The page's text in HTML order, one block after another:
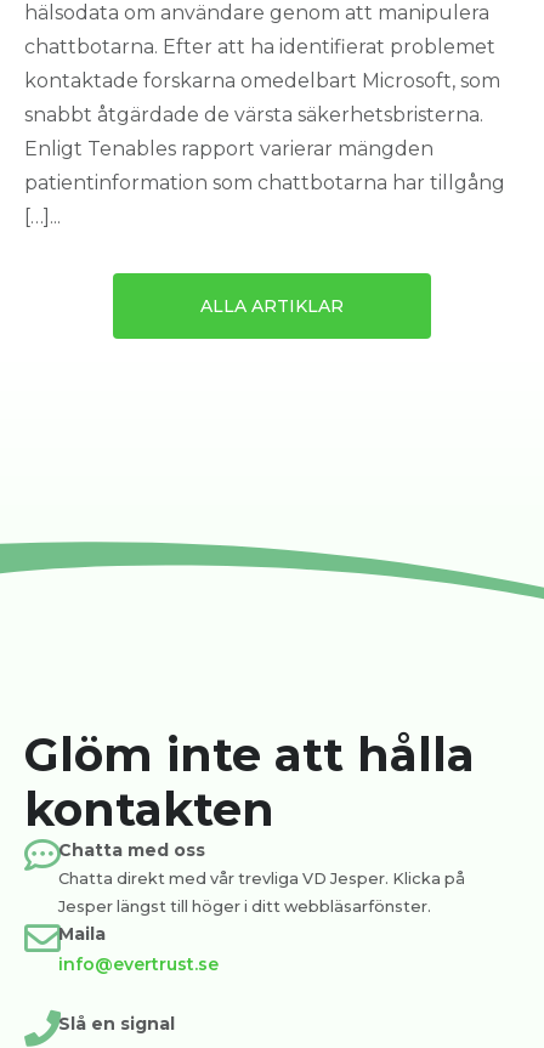
hälsodata om användare genom att manipulera
chattbotarna. Efter att ha identifierat problemet
kontaktade forskarna omedelbart Microsoft, som
snabbt åtgärdade de värsta säkerhetsbristerna.
Enligt Tenables rapport varierar mängden
patientinformation som chattbotarna har tillgång
[…]...
ALLA ARTIKLAR
Glöm inte att hålla
kontakten
Chatta med oss
Chatta direkt med vår trevliga VD Jesper. Klicka på
Jesper längst till höger i ditt webbläsarfönster.
Maila
info@evertrust.se
Slå en signal